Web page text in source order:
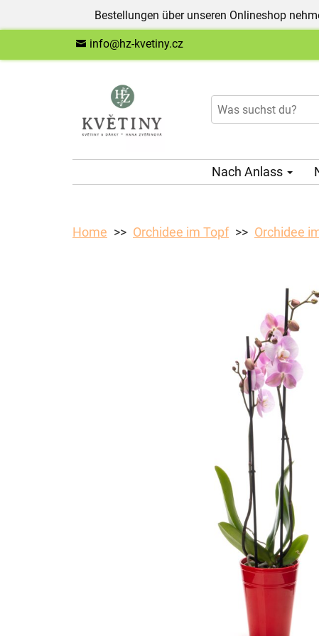
Bestellungen über unseren Onlineshop
info@hz-kvetiny.cz
Nach Anlass
Home Orchidee im Topf Orchidee